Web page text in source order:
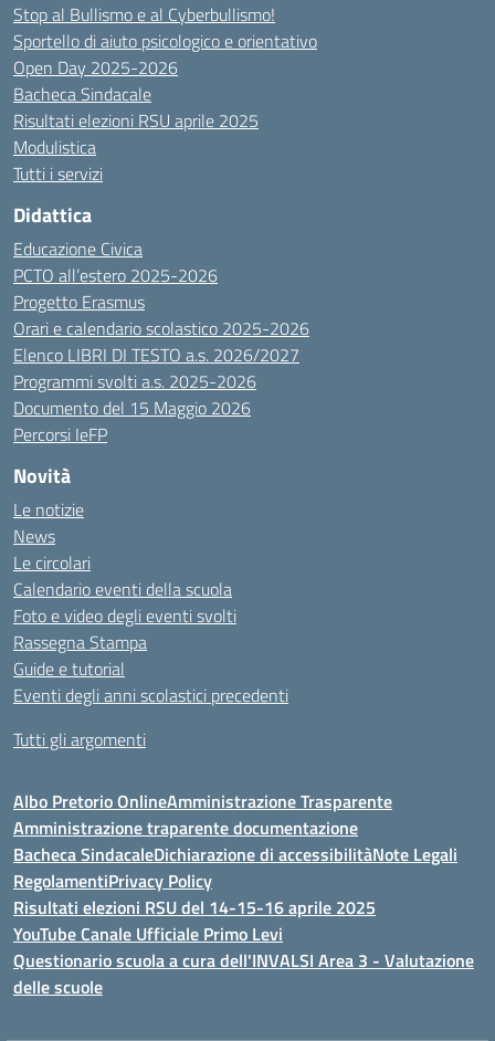
Stop al Bullismo e al Cyberbullismo!
Sportello di aiuto psicologico e orientativo
Open Day 2025-2026
Bacheca Sindacale
Risultati elezioni RSU aprile 2025
Modulistica
Tutti i servizi
Didattica
Educazione Civica
PCTO all’estero 2025-2026
Progetto Erasmus
Orari e calendario scolastico 2025-2026
Elenco LIBRI DI TESTO a.s. 2026/2027
Programmi svolti a.s. 2025-2026
Documento del 15 Maggio 2026
Percorsi IeFP
Novità
Le notizie
News
Le circolari
Calendario eventi della scuola
Foto e video degli eventi svolti
Rassegna Stampa
Guide e tutorial
Eventi degli anni scolastici precedenti
Tutti gli argomenti
Albo Pretorio OnlineAmministrazione Trasparente
Amministrazione traparente documentazione
Bacheca SindacaleDichiarazione di accessibilitàNote Legali
RegolamentiPrivacy Policy
Risultati elezioni RSU del 14-15-16 aprile 2025
YouTube Canale Ufficiale Primo Levi
Questionario scuola a cura dell'INVALSI Area 3 - Valutazione
delle scuole